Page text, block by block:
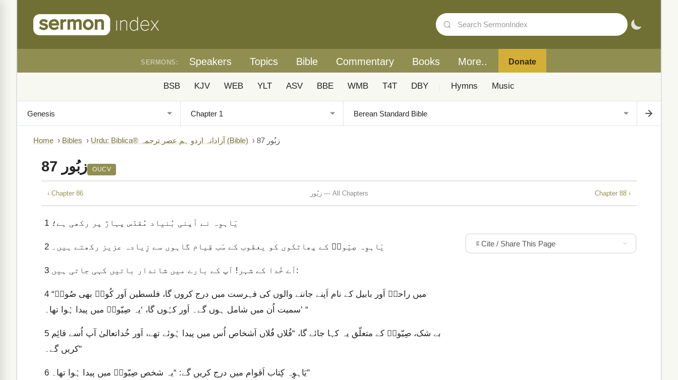
SERMONS: Speakers Topics Bible Commentary Books More.. Donate
BSB KJV WEB YLT ASV BBE WMB T4T DBY Hymns Music
Home › Bibles › Urdu: Biblica® آزادانہ اردو ہم عصر ترجمہ (Bible) › زبُور 87
زبُور 87 OUCV
‹ Chapter 86 زبُور — All Chapters Chapter 88 ›
1 یَاہوِہ نے اَپنی بُنیاد مُقدّس پہاڑ پر رکھی ہے؛
2 یَاہوِہ صِیّونؔ کے پھاٹکوں کو یعقوب کے سَب قِیام گاہوں سے زِیادہ عزیز رکھتے ہیں۔
3 اَے خُدا کے شہر! آپ کے بارے میں شاندار باتیں کہی جاتی ہیں:
4 “میں راحبؔ اَور بابیل کے نام اَپنے جاننے والوں کی فہرست میں درج کروں گا، فلسطین اَور کُوشؔ بھی صُورؔ
سمیت اُن میں شامل ہوں گے۔ اَور کہُوں گا، ‘یہ صِیّونؔ میں پیدا ہُوا تھا۔’ “
5
کریں گے۔"
6 یَاہوِہ کِتاب اَقوام میں درج کریں گے: “یہ شخص صِیّونؔ میں پیدا ہُوا تھا۔"
Cite / Share This Page